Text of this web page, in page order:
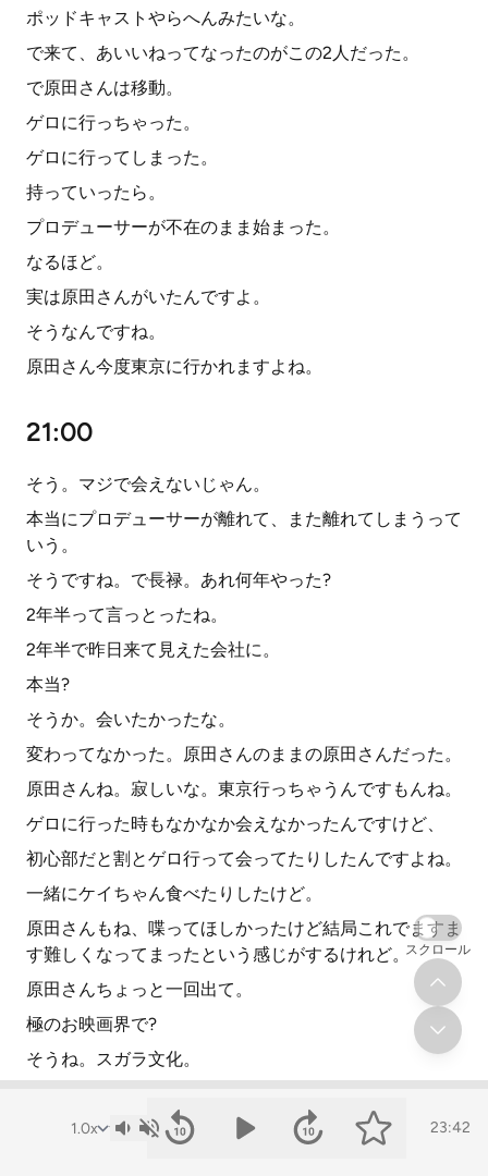
ポッドキャストやらへんみたいな。
で来て、あいいねってなったのがこの2人だった。
で原田さんは移動。
ゲロに行っちゃった。
ゲロに行ってしまった。
持っていったら。
プロデューサーが不在のまま始まった。
なるほど。
実は原田さんがいたんですよ。
そうなんですね。
原田さん今度東京に行かれますよね。
21:00
そう。マジで会えないじゃん。
本当にプロデューサーが離れて、また離れてしまうって
いう。
そうですね。で長禄。あれ何年やった?
2年半って言っとったね。
2年半で昨日来て見えた会社に。
本当?
そうか。会いたかったな。
変わってなかった。原田さんのままの原田さんだった。
原田さんね。寂しいな。東京行っちゃうんですもんね。
ゲロに行った時もなかなか会えなかったんですけど、
初心部だと割とゲロ行って会ってたりしたんですよね。
一緒にケイちゃん食べたりしたけど。
原田さんもね、喋ってほしかったけど結局これでますま
す難しくなってまったという感じがするけれど。
原田さんちょっと一回出て。
極のお映画界で?
そうね。スガラ文化。
でもね、他に出てない人?
23:42
スクロール